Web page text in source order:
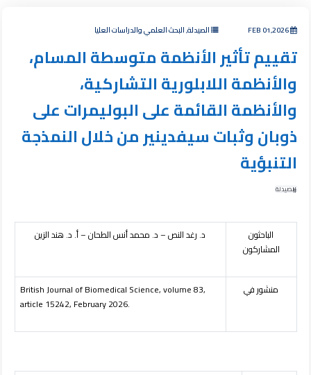
FEB 01,2026 الصيدلة, البحث العلمي والدراسات العليا
تقييم تأثير الأنظمة متوسطة المسام،
والأنظمة اللابلورية التشاركية،
والأنظمة القائمة على البوليمرات على
ذوبان وثبات سيفدينير من خلال النمذجة
التنبؤية
الصيدلة
الباحثون
المشاركون
د. رغد النص – د. محمد أنس الطحان – أ. د. هند الزين
منشور في
British Journal of Biomedical Science, volume 83,
article 15242, February 2026.